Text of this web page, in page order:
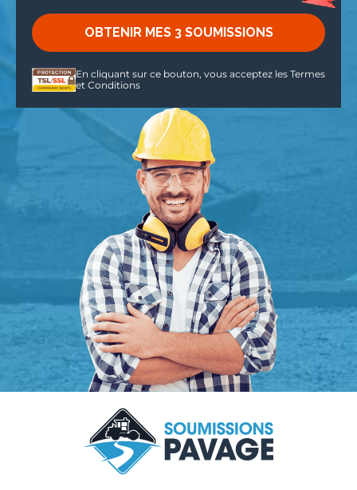
En cliquant sur ce bouton, vous acceptez les Termes
et Conditions